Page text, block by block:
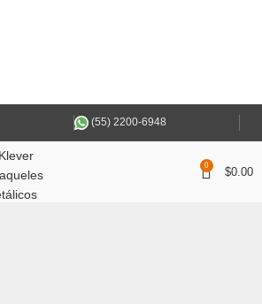
(55) 2200-6948
0
$0.00